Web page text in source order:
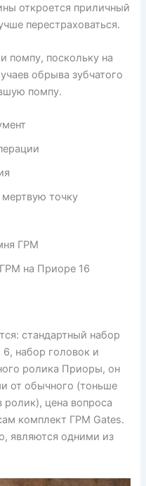
откроется приличный
перестраховаться.
помпу, поскольку на
обрыва зубчатого
помпу.
точку
ГРМ
на Приоре 16
стандартный набор
набор головок и
ролика Приоры, он
от обычного (тоньше
цена вопроса
комплект ГРМ Gates.
являются одними из